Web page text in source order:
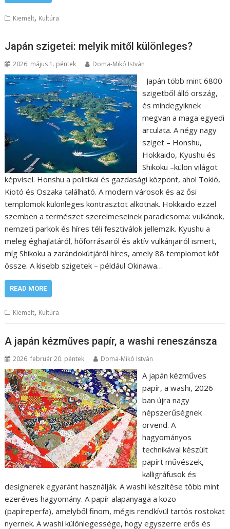
Kiemelt, Kultúra
Japán szigetei: melyik mitől különleges?
2026. május 1. péntek Doma-Mikó István
Japán több mint 6800
szigetből álló ország,
és mindegyiknek
megvan a maga egyedi
arculata. A négy nagy
sziget – Honshu,
Hokkaido, Kyushu és
Shikoku –külön világot
képvisel. Honshu a politikai és gazdasági központ, ahol Tokió,
Kiotó és Oszaka található. A modern városok és az ősi
templomok különleges kontrasztot alkotnak. Hokkaido ezzel
szemben a természet szerelmeseinek paradicsoma: vulkánok,
nemzeti parkok és híres téli fesztiválok jellemzik. Kyushu a
meleg éghajlatáról, hőforrásairól és aktív vulkánjairól ismert,
míg Shikoku a zarándokútjáról híres, amely 88 templomot köt
össze. A kisebb szigetek – például Okinawa…
READ MORE
Kiemelt, Kultúra
A japán kézműves papír, a washi reneszánsza
2026. február 20. péntek Doma-Mikó István
A japán kézműves
papír, a washi, 2026-
ban újra nagy
népszerűségnek
örvend. A
hagyományos
technikával készült
papírt művészek,
kalligráfusok és
designerek egyaránt használják. A washi készítése több mint
ezeréves hagyomány. A papír alapanyaga a kozo
(papíreperfa), amelyből finom, mégis rendkívül tartós rostokat
nyernek. A washi különlegessége, hogy egyszerre erős és